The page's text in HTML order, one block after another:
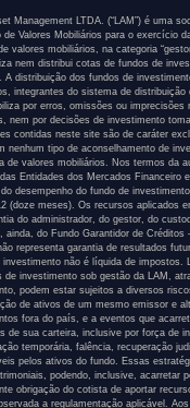
Management LTDA. (“LAM”) é uma
de Valores Mobiliários para o exercício
valores mobiliários, na categoria
nem distribui cotas de fundos de
A distribuição dos fundos de
integrantes do sistema de
por erros, omissões ou imprecisões
nem por decisões de investimento
contidas neste site são de caráter
nenhum tipo de aconselhamento de
de valores mobiliários. Nos termos da
Entidades dos Mercados Financeiro
desempenho do fundo de
(doze meses). Os recursos aplicados
do administrador, do gestor, do
ainda, do Fundo Garantidor de Créditos
representa garantia de resultados
investimento não é líquida de impostos.
de investimento sob gestão da LAM,
podem estar sujeitos a diversos
de ativos de um mesmo emissor e
fora do país, e a eventos que
de sua carteira, inclusive por força de
temporária, falência, recuperação
pelos ativos do fundo. Essas
podendo, inclusive, acarretar
obrigação do cotista de aportar
a regulamentação aplicável.